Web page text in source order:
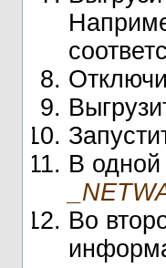
В одной
Во